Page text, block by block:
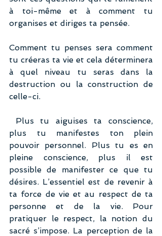
à toi-même et à comment tu
organises et diriges ta pensée.
Comment tu penses sera comment
tu créeras ta vie et cela déterminera
à quel niveau tu seras dans la
destruction ou la construction de
celle-ci.
plus tu manifestes ton plein
pouvoir personnel. Plus tu es en
pleine conscience, plus il est
possible de manifester ce que tu
désires. L’essentiel est de revenir à
ta force de vie et au respect de ta
personne et de la vie. Pour
pratiquer le respect, la notion du
sacré s’impose. La perception de la